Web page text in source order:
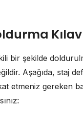
bir şekilde
Aşağıda, staj
etmeniz gereken